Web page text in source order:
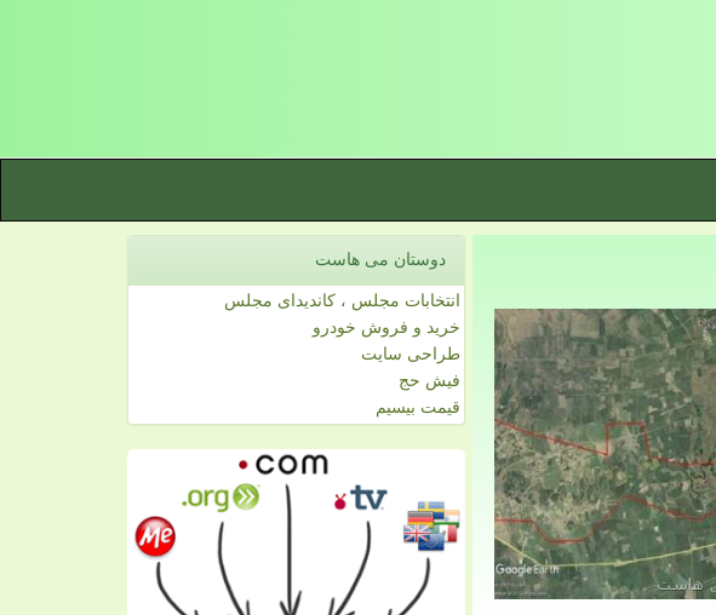
دوستان می هاست
انتخابات مجلس ، کاندیدای مجلس
خرید و فروش خودرو
طراحی سایت
فیش حج
قیمت بیسیم